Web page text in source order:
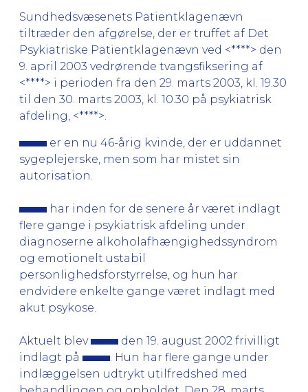
Sundhedsvæsenets Patientklagenævn
tiltræder den afgørelse, der er truffet af Det
Psykiatriske Patientklagenævn ved <****> den
9. april 2003 vedrørende tvangsfiksering af
<****> i perioden fra den 29. marts 2003, kl. 19.30
til den 30. marts 2003, kl. 10.30 på psykiatrisk
afdeling, <****>.
er en nu 46-årig kvinde, der er uddannet
sygeplejerske, men som har mistet sin
autorisation.
har inden for de senere år været indlagt
flere gange i psykiatrisk afdeling under
diagnoserne alkoholafhængighedssyndrom
og emotionelt ustabil
personlighedsforstyrrelse, og hun har
endvidere enkelte gange været indlagt med
akut psykose.
Aktuelt blev
den 19. august 2002 frivilligt
indlagt på
. Hun har flere gange under
indlæggelsen udtrykt utilfredshed med